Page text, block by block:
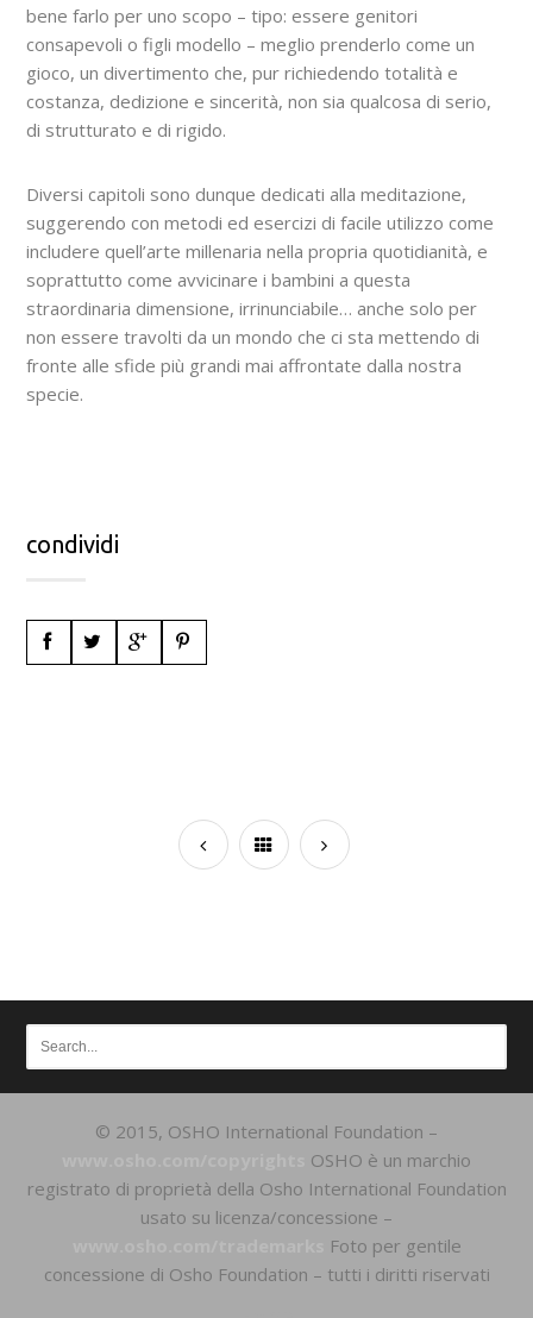
bene farlo per uno scopo – tipo: essere genitori
consapevoli o figli modello – meglio prenderlo come un
gioco, un divertimento che, pur richiedendo totalità e
costanza, dedizione e sincerità, non sia qualcosa di serio,
di strutturato e di rigido.
Diversi capitoli sono dunque dedicati alla meditazione,
suggerendo con metodi ed esercizi di facile utilizzo come
includere quell’arte millenaria nella propria quotidianità, e
soprattutto come avvicinare i bambini a questa
straordinaria dimensione, irrinunciabile… anche solo per
non essere travolti da un mondo che ci sta mettendo di
fronte alle sfide più grandi mai affrontate dalla nostra
specie.
condividi
© 2015, OSHO International Foundation –
OSHO è un marchio
registrato di proprietà della Osho International Foundation
usato su licenza/concessione –
Foto per gentile
concessione di Osho Foundation – tutti i diritti riservati